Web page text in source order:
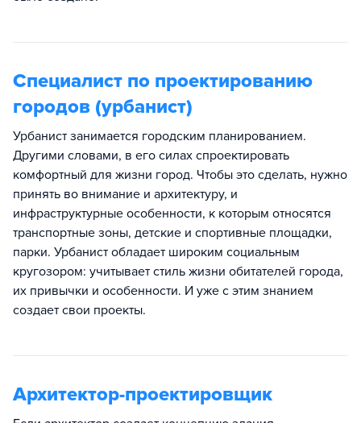
Специалист по проектированию
городов (урбанист)
Урбанист занимается городским планированием.
Другими словами, в его силах спроектировать
комфортный для жизни город. Чтобы это сделать, нужно
принять во внимание и архитектуру, и
инфраструктурные особенности, к которым относятся
транспортные зоны, детские и спортивные площадки,
парки. Урбанист обладает широким социальным
кругозором: учитывает стиль жизни обитателей города,
их привычки и особенности. И уже с этим знанием
создает свои проекты.
Архитектор-проектировщик